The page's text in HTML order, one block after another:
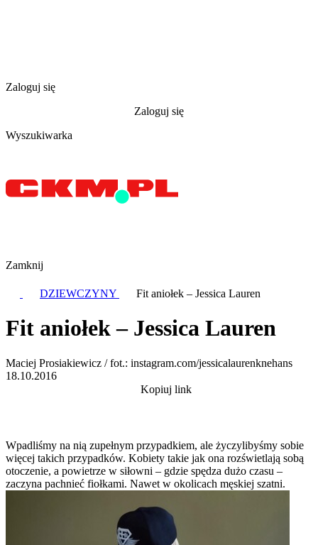
Zaloguj się
Zaloguj się
Wyszukiwarka
Zamknij
DZIEWCZYNY Fit aniołek – Jessica Lauren
Fit aniołek – Jessica Lauren
Maciej Prosiakiewicz / fot.: instagram.com/jessicalaurenknehans
18.10.2016
Kopiuj link
Wpadliśmy na nią zupełnym przypadkiem, ale życzylibyśmy sobie
więcej takich przypadków. Kobiety takie jak ona rozświetlają sobą
otoczenie, a powietrze w siłowni – gdzie spędza dużo czasu –
zaczyna pachnieć fiołkami. Nawet w okolicach męskiej szatni.